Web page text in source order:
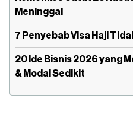
Meninggal
7 Penyebab Visa Haji
20 Ide Bisnis 2026 yang
& Modal Sedikit